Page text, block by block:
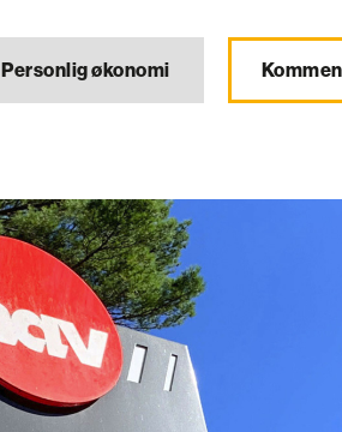
Personlig økonomi